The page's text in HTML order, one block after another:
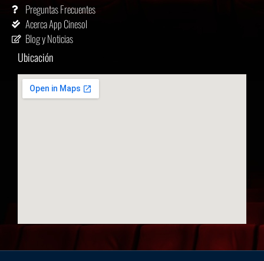
Preguntas Frecuentes
Acerca App Cinesol
Blog y Noticias
Ubicación